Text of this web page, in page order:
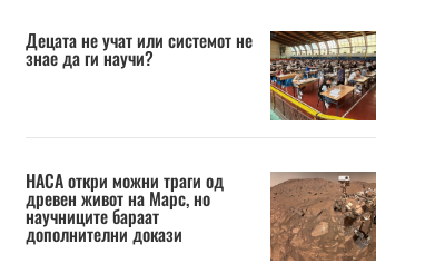
Децата не учат или системот не
знае да ги научи?
НАСА откри можни траги од
древен живот на Марс, но
научниците бараат
дополнителни докази